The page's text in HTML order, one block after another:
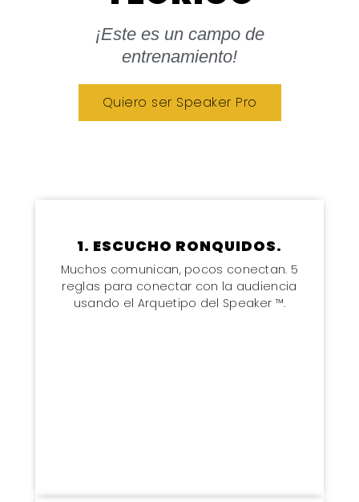
¡Este es un campo de
entrenamiento!
Quiero ser Speaker Pro
1. ESCUCHO RONQUIDOS.
Muchos comunican, pocos conectan. 5
reglas para conectar con la audiencia
usando el Arquetipo del Speaker ™.